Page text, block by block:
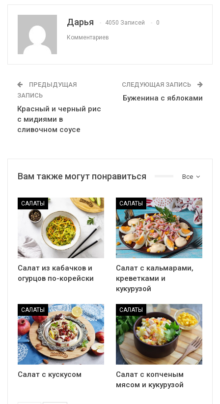
Дарья 4050 Записей 0
Комментариев
ПРЕДЫДУЩАЯ
ЗАПИСЬ
Красный и черный рис
с мидиями в
сливочном соусе
СЛЕДУЮЩАЯ ЗАПИСЬ
Буженина с яблоками
Все
Вам также могут понравиться
САЛАТЫ
Салат из кабачков и
огурцов по-корейски
САЛАТЫ
Салат с кальмарами,
креветками и
кукурузой
САЛАТЫ
Салат с кускусом
САЛАТЫ
Салат с копченым
мясом и кукурузой